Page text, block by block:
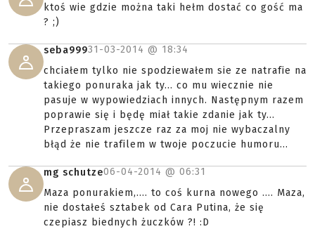
ktoś wie gdzie można taki hełm dostać co gość ma
? ;)
seba99931-03-2014 @ 18:34
chciałem tylko nie spodziewałem sie ze natrafie na
takiego ponuraka jak ty... co mu wiecznie nie
pasuje w wypowiedziach innych. Następnym razem
poprawie się i będę miał takie zdanie jak ty...
Przepraszam jeszcze raz za moj nie wybaczalny
błąd że nie trafilem w twoje poczucie humoru...
mg schutze06-04-2014 @ 06:31
Maza ponurakiem,.... to coś kurna nowego .... Maza,
nie dostałeś sztabek od Cara Putina, że się
czepiasz biednych żuczków ?! :D